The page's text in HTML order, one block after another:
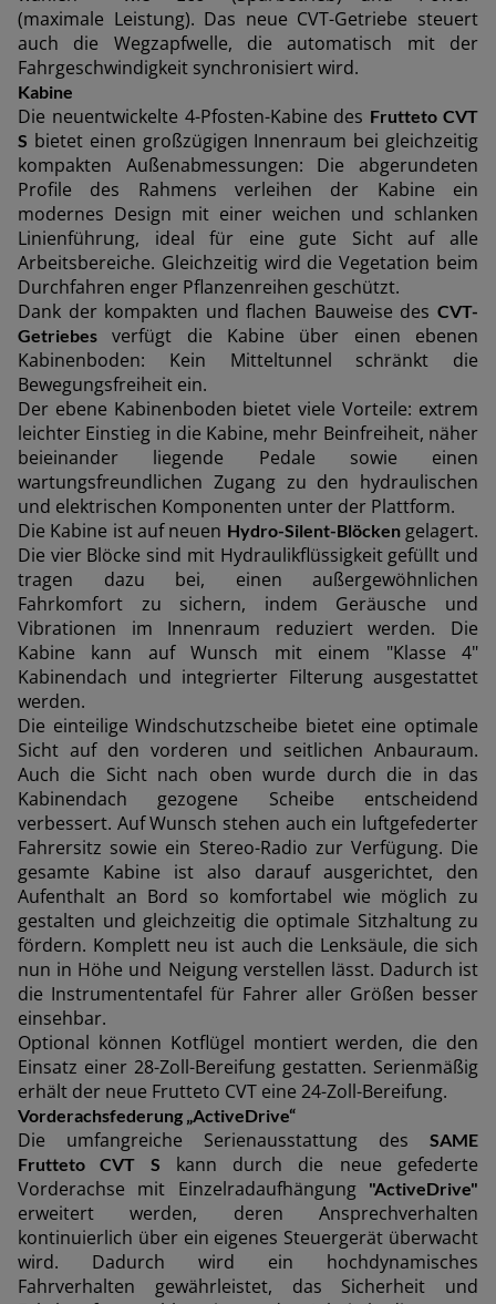
Latina (Español)
AND MIDDLE-
(maximale Leistung). Das neue CVT-Getriebe steuert
auch die Wegzapfwelle, die automatisch mit der
Fahrgeschwindigkeit synchronisiert wird.
Kabine
Die neuentwickelte 4-Pfosten-Kabine des Frutteto CVT
S bietet einen großzügigen Innenraum bei gleichzeitig
kompakten Außenabmessungen: Die abgerundeten
Profile des Rahmens verleihen der Kabine ein
modernes Design mit einer weichen und schlanken
Linienführung, ideal für eine gute Sicht auf alle
Arbeitsbereiche. Gleichzeitig wird die Vegetation beim
Durchfahren enger Pflanzenreihen geschützt.
Dank der kompakten und flachen Bauweise des CVT-
Getriebes verfügt die Kabine über einen ebenen
Kabinenboden: Kein Mitteltunnel schränkt die
Bewegungsfreiheit ein.
Der ebene Kabinenboden bietet viele Vorteile: extrem
leichter Einstieg in die Kabine, mehr Beinfreiheit, näher
beieinander liegende Pedale sowie einen
wartungsfreundlichen Zugang zu den hydraulischen
und elektrischen Komponenten unter der Plattform.
Die Kabine ist auf neuen Hydro-Silent-Blöckengelagert.
Die vier Blöcke sind mit Hydraulikflüssigkeit gefüllt und
tragen dazu bei, einen außergewöhnlichen
Fahrkomfort zu sichern, indem Geräusche und
Vibrationen im Innenraum reduziert werden. Die
Kabine kann auf Wunsch mit einem "Klasse 4"
Kabinendach und integrierter Filterung ausgestattet
werden.
Die einteilige Windschutzscheibe bietet eine optimale
Sicht auf den vorderen und seitlichen Anbauraum.
Auch die Sicht nach oben wurde durch die in das
Kabinendach gezogene Scheibe entscheidend
verbessert. Auf Wunsch stehen auch ein luftgefederter
Fahrersitz sowie ein Stereo-Radio zur Verfügung. Die
gesamte Kabine ist also darauf ausgerichtet, den
Aufenthalt an Bord so komfortabel wie möglich zu
gestalten und gleichzeitig die optimale Sitzhaltung zu
fördern. Komplett neu ist auch die Lenksäule, die sich
nun in Höhe und Neigung verstellen lässt. Dadurch ist
die Instrumententafel für Fahrer aller Größen besser
einsehbar.
Optional können Kotflügel montiert werden, die den
Einsatz einer 28-Zoll-Bereifung gestatten. Serienmäßig
erhält der neue Frutteto CVT eine 24-Zoll-Bereifung.
Vorderachsfederung „ActiveDrive“
Die umfangreiche Serienausstattung des SAME
Frutteto CVT S
kann durch die neue gefederte
Vorderachse mit Einzelradaufhängung
"ActiveDrive"
erweitert werden, deren Ansprechverhalten
kontinuierlich über ein eigenes Steuergerät überwacht
wird. Dadurch wird ein hochdynamisches
Fahrverhalten gewährleistet, das Sicherheit und